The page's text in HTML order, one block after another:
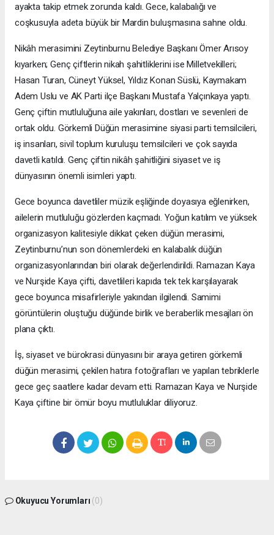
ayakta takip etmek zorunda kaldı. Gece, kalabalığı ve
coşkusuyla adeta büyük bir Mardin buluşmasına sahne oldu.
Nikâh merasimini Zeytinburnu Belediye Başkanı Ömer Arısoy
kıyarken; Genç çiftlerin nikah şahitliklerini ise Milletvekilleri;
Hasan Turan, Cüneyt Yüksel, Yıldız Konan Süslü, Kaymakam
Adem Uslu ve AK Parti ilçe Başkanı Mustafa Yalçınkaya yaptı.
Genç çiftin mutluluğuna aile yakınları, dostları ve sevenleri de
ortak oldu. Görkemli Düğün merasimine siyasi parti temsilcileri,
iş insanları, sivil toplum kuruluşu temsilcileri ve çok sayıda
davetli katıldı. Genç çiftin nikâh şahitliğini siyaset ve iş
dünyasının önemli isimleri yaptı.
Gece boyunca davetliler müzik eşliğinde doyasıya eğlenirken,
ailelerin mutluluğu gözlerden kaçmadı. Yoğun katılım ve yüksek
organizasyon kalitesiyle dikkat çeken düğün merasimi,
Zeytinburnu’nun son dönemlerdeki en kalabalık düğün
organizasyonlarından biri olarak değerlendirildi. Ramazan Kaya
ve Nurşide Kaya çifti, davetlileri kapıda tek tek karşılayarak
gece boyunca misafirleriyle yakından ilgilendi. Samimi
görüntülerin oluştuğu düğünde birlik ve beraberlik mesajları ön
plana çıktı.
İş, siyaset ve bürokrasi dünyasını bir araya getiren görkemli
düğün merasimi, çekilen hatıra fotoğrafları ve yapılan tebriklerle
gece geç saatlere kadar devam etti. Ramazan Kaya ve Nurşide
Kaya çiftine bir ömür boyu mutluluklar diliyoruz.
Okuyucu Yorumları (0)